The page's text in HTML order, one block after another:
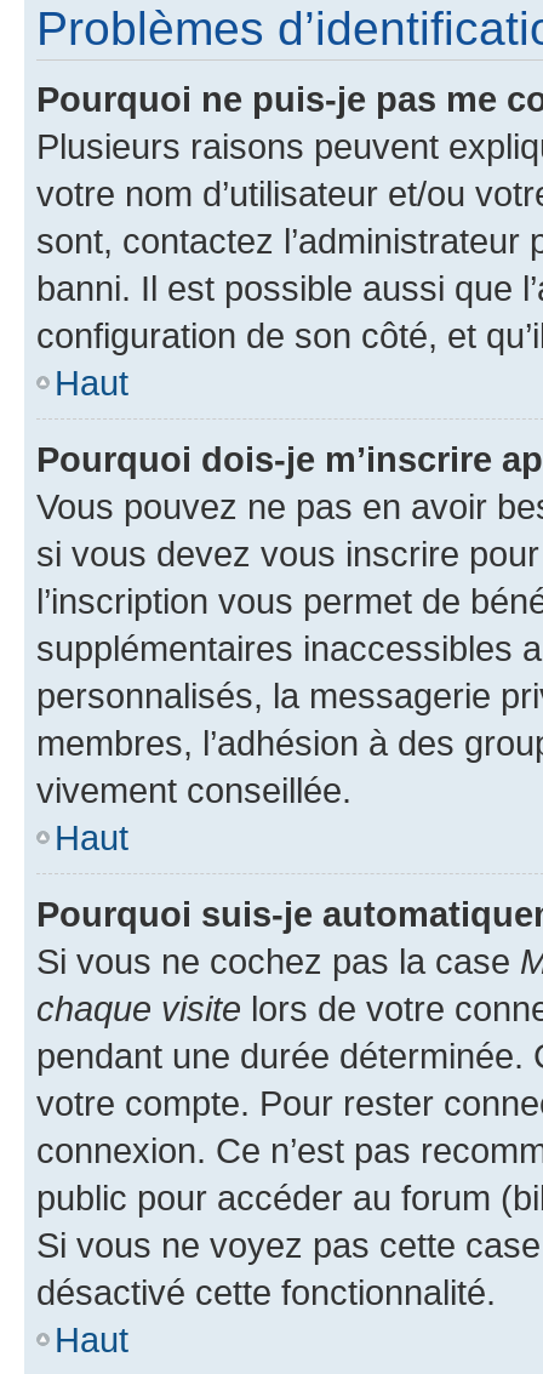
Problèmes
Pourquoi ne puis-je pas me
Plusieurs raisons peuvent
votre nom d’utilisateur et/ou
sont, contactez l’administrateur
banni. Il est possible aussi que
configuration de son côté, et
Haut
Pourquoi dois-je m’inscrire
Vous pouvez ne pas en avoir
si vous devez vous inscrire
l’inscription vous permet de
supplémentaires inaccessibles
personnalisés, la messagerie
membres, l’adhésion à des
vivement conseillée.
Haut
Pourquoi suis-je
Si vous ne cochez pas la case
chaque visite lors de votre
pendant une durée déterminée.
votre compte. Pour rester
connexion. Ce n’est pas
public pour accéder au forum
Si vous ne voyez pas cette
désactivé cette fonctionnalité.
Haut